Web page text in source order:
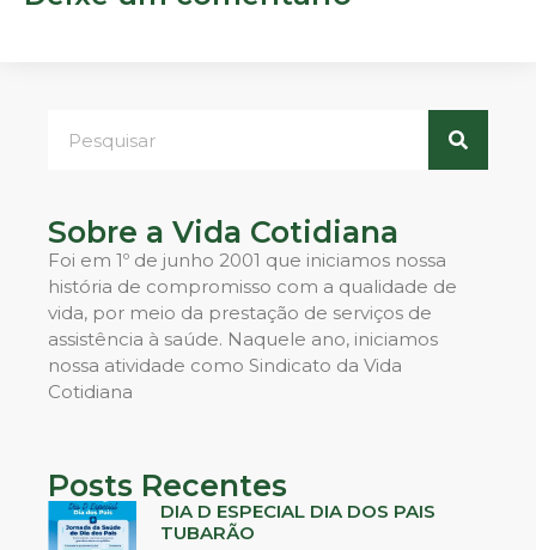
Sobre a Vida Cotidiana
Foi em 1º de junho 2001 que iniciamos nossa
história de compromisso com a qualidade de
vida, por meio da prestação de serviços de
assistência à saúde. Naquele ano, iniciamos
nossa atividade como Sindicato da Vida
Cotidiana
Posts Recentes
DIA D ESPECIAL DIA DOS PAIS
TUBARÃO